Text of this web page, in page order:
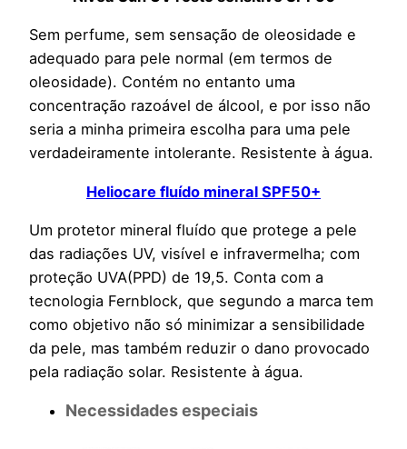
Sem perfume, sem sensação de oleosidade e
adequado para pele normal (em termos de
oleosidade). Contém no entanto uma
concentração razoável de álcool, e por isso não
seria a minha primeira escolha para uma pele
verdadeiramente intolerante. Resistente à água.
Heliocare fluído mineral SPF50+
Um protetor mineral fluído que protege a pele
das radiações UV, visível e infravermelha; com
proteção UVA(PPD) de 19,5. Conta com a
tecnologia Fernblock, que segundo a marca tem
como objetivo não só minimizar a sensibilidade
da pele, mas também reduzir o dano provocado
pela radiação solar. Resistente à água.
Necessidades especiais